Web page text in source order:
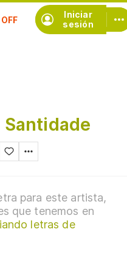
Iniciar
sesión
Santidade
para este artista,
que tenemos en
letras de